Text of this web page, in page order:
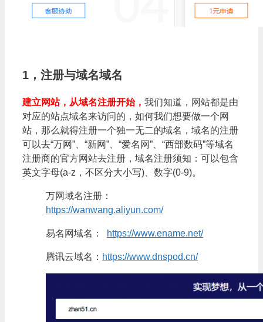
1，注册与域名域名
建立网站，从域名注册开始， 我们知道，网站都是由
对应的站点域名来访问的，如何我们想要做一个网
站，那么就得注册一个独一无二的域名，域名的注册
可以去“万网”、“新网”、“爱名网”、“西部数码”等域名
注册商的官方网站去注册，域名注册须知：可以包含
英文字母(a-z，不区分大小写)、数字(0-9)。
万网域名注册：
https://wanwang.aliyun.com/
易名网域名： https://www.ename.net/
腾讯云域名： https://www.dnspod.cn/